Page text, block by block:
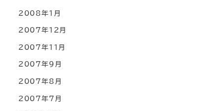
2008年1月
2007年12月
2007年11月
2007年9月
2007年8月
2007年7月